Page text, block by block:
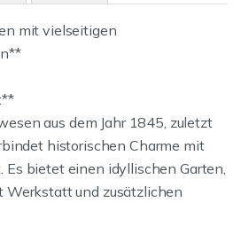
mit vielseitigen
aus dem Jahr 1845, zuletzt
historischen Charme mit
Es bietet einen idyllischen Garten,
Werkstatt und zusätzlichen